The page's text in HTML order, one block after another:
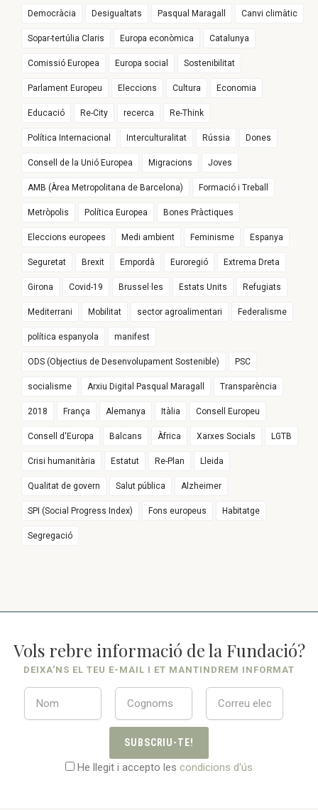
Democràcia Desigualtats Pasqual Maragall Canvi climàtic
Sopar-tertúlia Claris Europa econòmica Catalunya
Comissió Europea Europa social Sostenibilitat
Parlament Europeu Eleccions Cultura Economia
Educació Re-City recerca Re-Think
Política Internacional Interculturalitat Rússia Dones
Consell de la Unió Europea Migracions Joves
AMB (Àrea Metropolitana de Barcelona) Formació i Treball
Metròpolis Política Europea Bones Pràctiques
Eleccions europees Medi ambient Feminisme Espanya
Seguretat Brexit Empordà Euroregió Extrema Dreta
Girona Covid-19 Brussel·les Estats Units Refugiats
Mediterrani Mobilitat sector agroalimentari Federalisme
política espanyola manifest
ODS (Objectius de Desenvolupament Sostenible) PSC
socialisme Arxiu Digital Pasqual Maragall Transparència
2018 França Alemanya Itàlia Consell Europeu
Consell d'Europa Balcans Àfrica Xarxes Socials LGTB
Crisi humanitària Estatut Re-Plan Lleida
Qualitat de govern Salut pública Alzheimer
SPI (Social Progress Index) Fons europeus Habitatge
Segregació
Vols rebre informació de la Fundació?
DEIXA’NS EL TEU E-MAIL I ET MANTINDREM INFORMAT
SUBSCRIU-TE!
He llegit i accepto les condicions d'ús